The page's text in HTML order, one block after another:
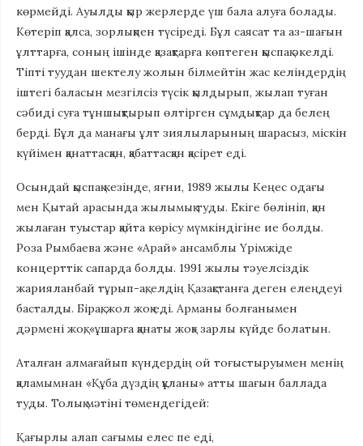
көрмейді. Ауылды қыр жерлерде үш бала алуға болады.
Көтеріп қалса, зорлықпен түсіреді. Бұл саясат та аз-шағын
ұлттарға, соның ішінде қазақтарға көптеген қыспақ әкелді.
Тіпті туудан шектелу жолын білмейтін жас келіндердің
іштегі баласын мезгілсіз түсік қылдырып, жылап туған
сәбиді суға тұншықтырып өлтірген сұмдықтар да белең
берді. Бұл да манағы ұлт зиялыларының шарасыз, міскін
күйімен қанаттасқан, қабаттасқан қасірет еді.
Осындай қыспақ кезінде, яғни, 1989 жылы Кеңес одағы
мен Қытай арасында жылымық туды. Екіге бөлініп, қан
жылаған туыстар қайта көрісу мүмкіндігіне ие болды.
Роза Рымбаева және «Арай» ансамблы Үрімжіде
концерттік сапарда болды. 1991 жылы тәуелсіздік
жарияланбай тұрып-ақ, елдің Қазақстанға деген елеңдеуі
басталды. Бірақ, жол жоқ еді. Арманы болғанымен
дәрмені жоқ, «ұшарға қанаты жоқ» зарлы күйде болатын.
Аталған алмағайып күндердің ой тоғыстыруымен менің
қаламымнан «Құба дүздің құланы» атты шағын баллада
туды. Толық мәтіні төмендегідей:
Қағырлы алап сағымы елес пе еді,